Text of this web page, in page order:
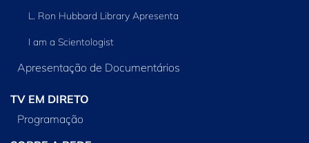
L. Ron Hubbard Library Apresenta
I am a Scientologist
Apresentação de Documentários
TV EM DIRETO
Programação